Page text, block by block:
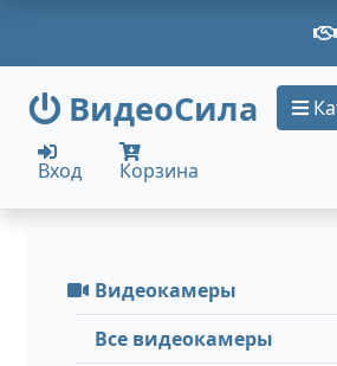
ВидеоСила
Вход Корзина
Видеокамеры
Все видеокамеры